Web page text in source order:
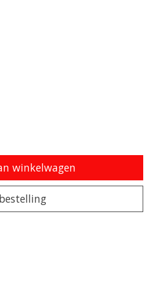
is
winkelwagen